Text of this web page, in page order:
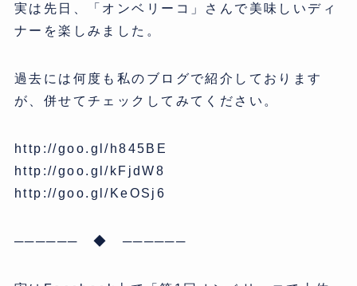
実は先日、「オンベリーコ」さんで美味しいディ
ナーを楽しみました。
過去には何度も私のブログで紹介しております
が、併せてチェックしてみてください。
http://goo.gl/h845BE
http://goo.gl/kFjdW8
http://goo.gl/KeOSj6
────── ◆ ──────